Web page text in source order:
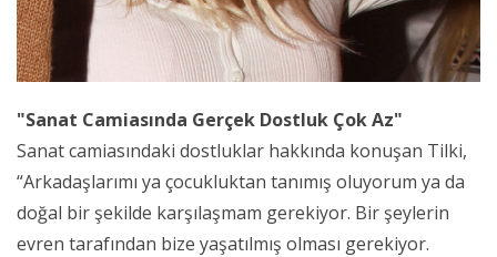
"Sanat Camiasında Gerçek Dostluk Çok Az"
Sanat camiasındaki dostluklar hakkında konuşan Tilki,
“Arkadaşlarımı ya çocukluktan tanımış oluyorum ya da
doğal bir şekilde karşılaşmam gerekiyor. Bir şeylerin
evren tarafından bize yaşatılmış olması gerekiyor.